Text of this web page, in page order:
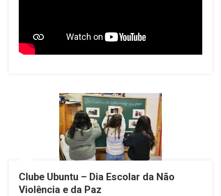
Clube Ubuntu – Dia Escolar da Não
Violência e da Paz